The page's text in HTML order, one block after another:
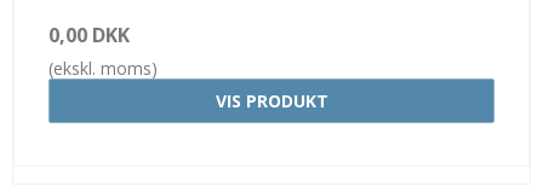
0,00 DKK
(ekskl. moms)
VIS PRODUKT